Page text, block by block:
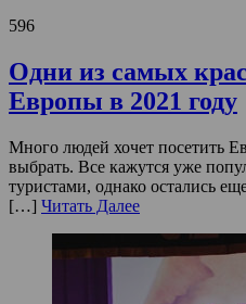
596
Одни из самых
Европы в 2021 году
Много людей хочет посетить
выбрать. Все кажутся уже
туристами, однако остались
[…] Читать Далее